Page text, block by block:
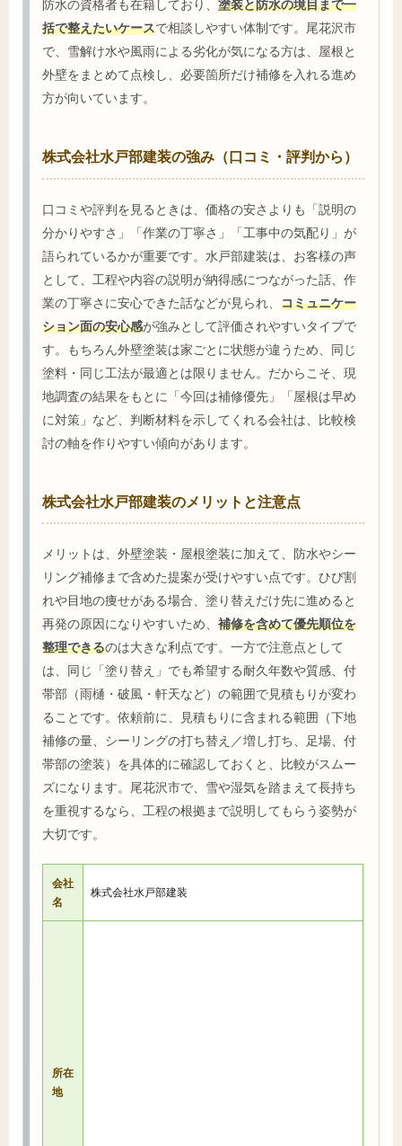
防水の資格者も在籍しており、 塗装と防水の境目まで一
括で整えたいケースで相談しやすい体制です。尾花沢市
で、雪解け水や風雨による劣化が気になる方は、屋根と
外壁をまとめて点検し、必要箇所だけ補修を入れる進め
方が向いています。
株式会社水戸部建装の強み（口コミ・評判から）
口コミや評判を見るときは、価格の安さよりも「説明の
分かりやすさ」「作業の丁寧さ」「工事中の気配り」が
語られているかが重要です。水戸部建装は、お客様の声
として、工程や内容の説明が納得感につながった話、作
業の丁寧さに安心できた話などが見られ、 コミュニケー
ション面の安心感が強みとして評価されやすいタイプで
す。もちろん外壁塗装は家ごとに状態が違うため、同じ
塗料・同じ工法が最適とは限りません。だからこそ、現
地調査の結果をもとに「今回は補修優先」「屋根は早め
に対策」など、判断材料を示してくれる会社は、比較検
討の軸を作りやすい傾向があります。
株式会社水戸部建装のメリットと注意点
メリットは、外壁塗装・屋根塗装に加えて、防水やシー
リング補修まで含めた提案が受けやすい点です。ひび割
れや目地の痩せがある場合、塗り替えだけ先に進めると
再発の原因になりやすいため、 補修を含めて優先順位を
整理できるのは大きな利点です。一方で注意点として
は、同じ「塗り替え」でも希望する耐久年数や質感、付
帯部（雨樋・破風・軒天など）の範囲で見積もりが変わ
ることです。依頼前に、見積もりに含まれる範囲（下地
補修の量、シーリングの打ち替え／増し打ち、足場、付
帯部の塗装）を具体的に確認しておくと、比較がスムー
ズになります。尾花沢市で、雪や湿気を踏まえて長持ち
を重視するなら、工程の根拠まで説明してもらう姿勢が
大切です。
会社
名
株式会社水戸部建装
所在
地